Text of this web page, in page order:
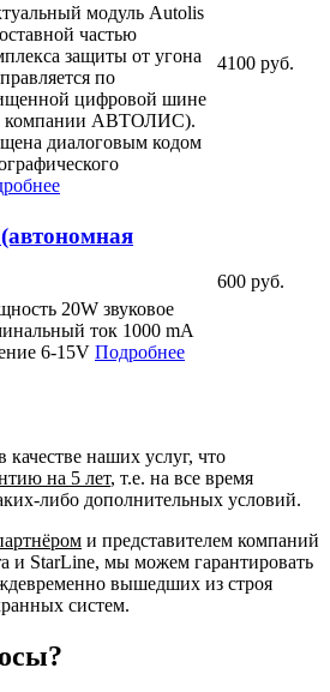
модуль Autolis
частью
защиты от угона
по
цифровой шине
компании АВТОЛИС).
диалоговым кодом
4100 руб.
20W звуковое
ток 1000 mA
6-15V Подробнее
600 руб.
наших услуг, что
на 5 лет, т.е. на все время
либо дополнительных условий.
и представителем компаний
и StarLine, мы можем гарантировать
вышедших из строя
систем.